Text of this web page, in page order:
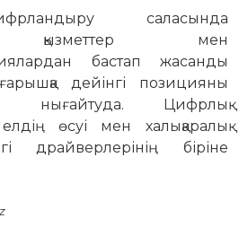
саласында
қызметтер мен
бастап жасанды
дейінгі позицияны
нығайтуда. Цифрлық
өсуі мен халықаралық
драйверлерінің біріне